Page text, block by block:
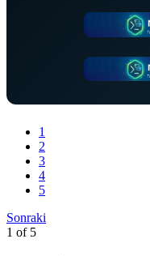
1
2
3
4
5
Sonraki
1 of 5